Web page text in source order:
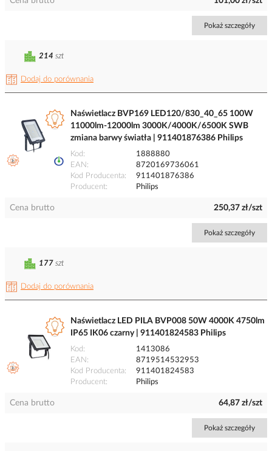
Pokaż szczegóły
Dodaj do porównania
214 szt
Naświetlacz BVP169 LED120/830_40_65 100W
11000lm-12000lm 3000K/4000K/6500K SWB
zmiana barwy światła | 911401876386 Philips
Kod
1888880
EAN
8720169736061
Kod Producenta
911401876386
Producent
Philips
Cena brutto 250,37 zł/szt
Pokaż szczegóły
Dodaj do porównania
177 szt
Naświetlacz LED PILA BVP008 50W 4000K 4750lm
IP65 IK06 czarny | 911401824583 Philips
Kod
1413086
EAN
8719514532953
Kod Producenta
911401824583
Producent
Philips
Cena brutto 64,87 zł/szt
Pokaż szczegóły